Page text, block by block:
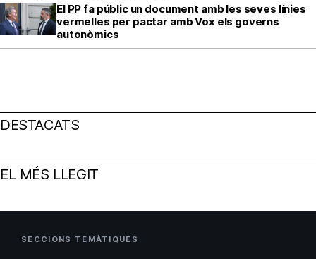
El PP fa públic un document amb les seves línies
vermelles per pactar amb Vox els governs
autonòmics
DESTACATS
EL MÉS LLEGIT
SECCIONS TEMÀTIQUES